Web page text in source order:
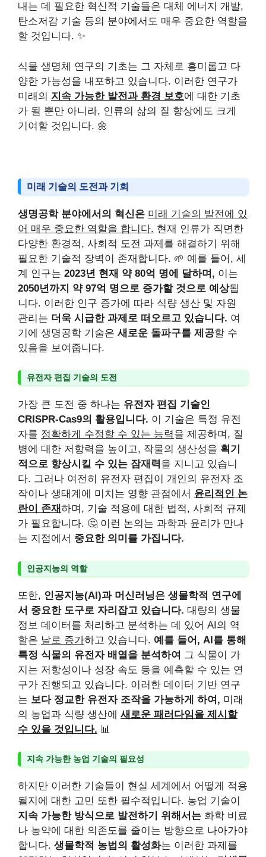
내는 데 필요한 혁신적 기술들은 대체 에너지 개발,
탄소저감 기술 등의 분야에서도 매우 중요한 역할을
할 것입니다. ✨
식물 생명체 연구의 기초는 그 자체로 흥미롭고 다
양한 가능성을 내포하고 있습니다. 이러한 연구가
미래의 지속 가능한 발전과 환경 보호에 대한 기초
가 될 뿐만 아니라, 인류의 삶의 질 향상에도 크게
기여할 것입니다. 🌼
미래 기술의 도전과 기회
생명공학 분야에서의 혁신은 미래 기술의 발전에 있
어 매우 중요한 역할을 합니다. 현재 인류가 직면한
다양한 환경적, 사회적 도전 과제를 해결하기 위해
필요한 기술적 장벽이 존재합니다. 🌱 예를 들어, 세
계 인구는 2023년 현재 약 80억 명에 달하며, 이는
2050년까지 약 97억 명으로 증가할 것으로 예상됩
니다. 이러한 인구 증가에 따라 식량 생산 및 자원
관리는 더욱 시급한 과제로 떠오르고 있습니다. 여
기에 생명공학 기술은 새로운 돌파구를 제공할 수
있음을 보여줍니다.
유전자 편집 기술의 도전
가장 큰 도전 중 하나는 유전자 편집 기술인
CRISPR-Cas9의 활용입니다. 이 기술은 특정 유전
자를 정확하게 수정할 수 있는 능력을 제공하며, 질
병에 대한 저항력을 높이고, 작물의 생산성을 획기
적으로 향상시킬 수 있는 잠재력을 지니고 있습니
다. 그러나 여전히 유전자 편집이 개인의 유전자 조
작이나 생태계에 미치는 영향 관점에서 윤리적인 논
란이 존재하며, 기술 적용에 대한 법적, 사회적 규제
가 필요합니다. 🤔 이런 논의는 과학과 윤리가 만나
는 지점에서 중요한 의미를 가집니다.
인공지능의 역할
또한, 인공지능(AI)과 머신러닝은 생물학적 연구에
서 중요한 도구로 자리잡고 있습니다. 대량의 생물
정보 데이터를 처리하고 분석하는 데 있어 AI의 역
할은 날로 증가하고 있습니다. 예를 들어, AI를 통해
특정 식물의 유전자 배열을 분석하여 그 식물이 가
지는 저항성이나 성장 속도 등을 예측할 수 있는 연
구가 진행되고 있습니다. 이러한 데이터 기반 연구
는 보다 정교한 유전자 조작을 가능하게 하여, 미래
의 농업과 식량 생산에 새로운 패러다임을 제시할
수 있을 것입니다. 📊
지속 가능한 농업 기술의 필요성
하지만 이러한 기술들이 현실 세계에서 어떻게 적용
될지에 대한 고민 또한 필수적입니다. 농업 기술이
지속 가능한 방식으로 발전하기 위해서는 화학 비료
나 농약에 대한 의존도를 줄이는 방향으로 나아가야
합니다. 생물학적 농법의 활성화는 이러한 과제를